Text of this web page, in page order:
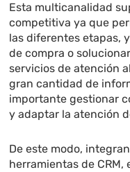
Esta multicanalidad
competitiva ya que
las diferentes etapas,
de compra o
servicios de atención
gran cantidad de
importante gestionar
y adaptar la atención
De este modo,
herramientas de